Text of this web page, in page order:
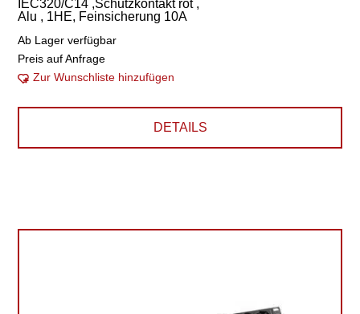
IEC320/C14 ,Schutzkontakt rot ,
Alu , 1HE, Feinsicherung 10A
Ab Lager verfügbar
Preis auf Anfrage
Zur Wunschliste hinzufügen
DETAILS